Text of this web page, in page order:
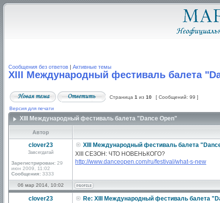
Сообщения без ответов | Активные темы
XIII Международный фестиваль балета
Страница 1 из 10 [ Сообщений: 99 ]
Версия для печати
XIII Международный фестиваль балета "Dance Open"
Автор
clover23
Завсегдатай
Зарегистрирован: 29
июн 2009, 11:02
Сообщения: 3333
XIII Международный фестиваль балета
XIII СЕЗОН: ЧТО НОВЕНЬКОГО?
http://www.danceopen.com/ru/festival/what-s-new
06 мар 2014, 10:02
clover23
Re: XIII Международный фестиваль балета